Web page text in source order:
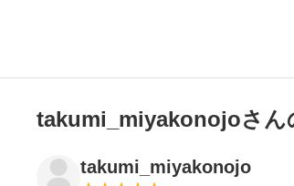
takumi_miyakonojoさん
takumi_miyakonojo